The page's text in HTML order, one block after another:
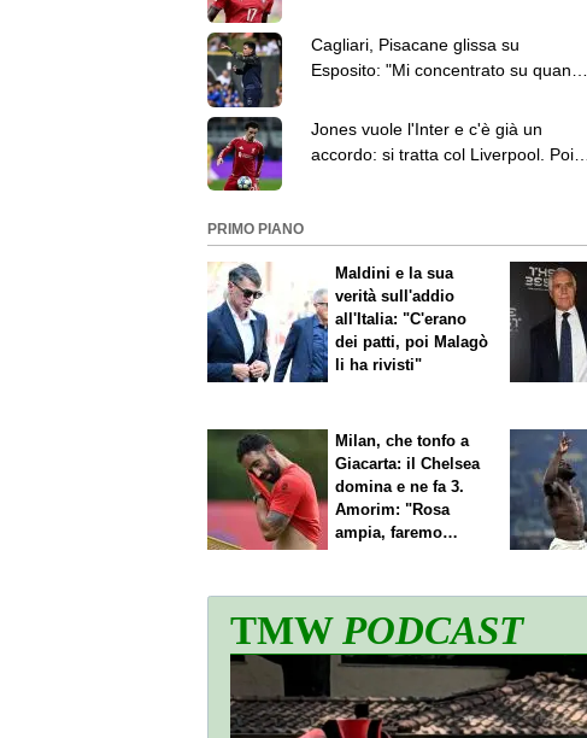
Cagliari, Pisacane glissa su
Esposito: "Mi concentrato su quanto
Jones vuole l'Inter e c'è già un
accordo: si tratta col Liverpool. Poi
PRIMO PIANO
Maldini e la sua
verità sull'addio
all'Italia: "C'erano
dei patti, poi Malagò
li ha rivisti"
Milan, che tonfo a
Giacarta: il Chelsea
domina e ne fa 3.
Amorim: "Rosa
ampia, faremo
TMWPODCAST